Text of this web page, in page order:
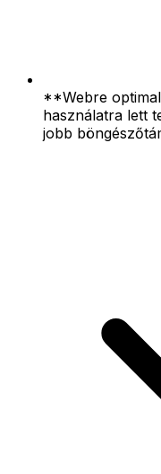
**Webre
használatra lett
jobb